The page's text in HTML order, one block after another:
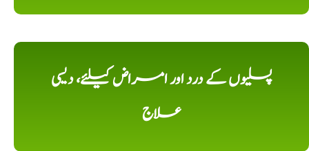
پسلیوں کے درد اور امراض کیلئے، دیسی
علاج